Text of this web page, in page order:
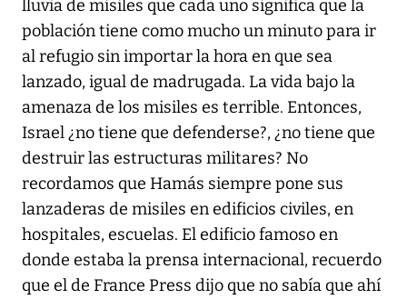
lluvia de misiles que cada uno significa que la
población tiene como mucho un minuto para ir
al refugio sin importar la hora en que sea
lanzado, igual de madrugada. La vida bajo la
amenaza de los misiles es terrible. Entonces,
Israel ¿no tiene que defenderse?, ¿no tiene que
destruir las estructuras militares? No
recordamos que Hamás siempre pone sus
lanzaderas de misiles en edificios civiles, en
hospitales, escuelas. El edificio famoso en
donde estaba la prensa internacional, recuerdo
que el de France Press dijo que no sabía que ahí